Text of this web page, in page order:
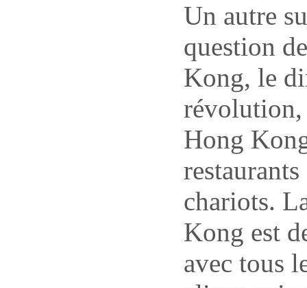
Un autre
question
Kong, le
révolution,
Hong
chariots.
Kong est
avec tous